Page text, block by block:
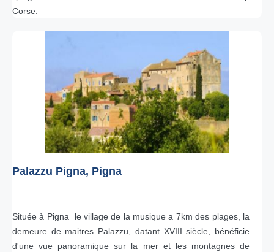
Corse.
Palazzu Pigna, Pigna
Située à Pigna le village de la musique a 7km des plages, la
demeure de maitres Palazzu, datant XVIII siècle, bénéficie
d'une vue panoramique sur la mer et les montagnes de